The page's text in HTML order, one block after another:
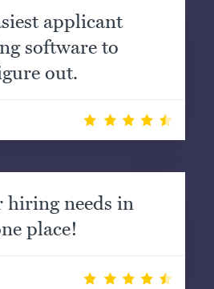
applicant
software to
out.
hiring needs in
place!